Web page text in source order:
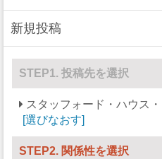
新規投稿
STEP1. 投稿先を選択
スタッフォード・ハウス
選びなおす
STEP2. 関係性を選択